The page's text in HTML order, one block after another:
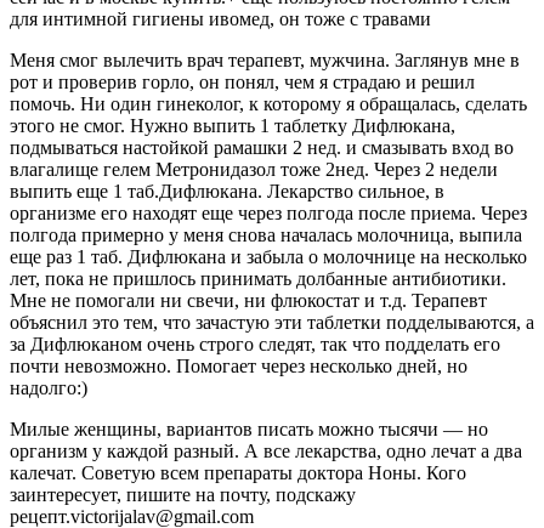
для интимной гигиены ивомед, он тоже с травами
Меня смог вылечить врач терапевт, мужчина. Заглянув мне в
рот и проверив горло, он понял, чем я страдаю и решил
помочь. Ни один гинеколог, к которому я обращалась, сделать
этого не смог. Нужно выпить 1 таблетку Дифлюкана,
подмываться настойкой рамашки 2 нед. и смазывать вход во
влагалище гелем Метронидазол тоже 2нед. Через 2 недели
выпить еще 1 таб.Дифлюкана. Лекарство сильное, в
организме его находят еще через полгода после приема. Через
полгода примерно у меня снова началась молочница, выпила
еще раз 1 таб. Дифлюкана и забыла о молочнице на несколько
лет, пока не пришлось принимать долбанные антибиотики.
Мне не помогали ни свечи, ни флюкостат и т.д. Терапевт
объяснил это тем, что зачастую эти таблетки подделываются, а
за Дифлюканом очень строго следят, так что подделать его
почти невозможно. Помогает через несколько дней, но
надолго:)
Милые женщины, вариантов писать можно тысячи — но
организм у каждой разный. А все лекарства, одно лечат а два
калечат. Советую всем препараты доктора Ноны. Кого
заинтересует, пишите на почту, подскажу
рецепт.victorijalav@gmail.com